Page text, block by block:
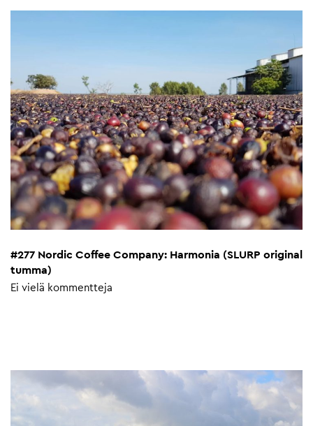
#277 Nordic Coffee Company: Harmonia (SLURP original
tumma)
Ei vielä kommentteja